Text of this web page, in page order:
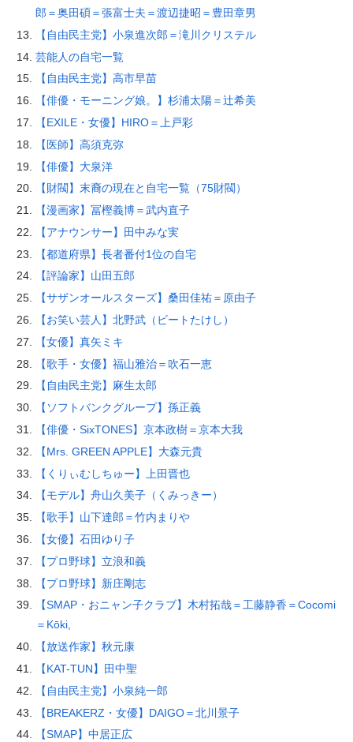
郎＝奥田碩＝張富士夫＝渡辺捷昭＝豊田章男
【自由民主党】小泉進次郎＝滝川クリステル
芸能人の自宅一覧
【自由民主党】高市早苗
【俳優・モーニング娘。】杉浦太陽＝辻希美
【EXILE・女優】HIRO＝上戸彩
【医師】高須克弥
【俳優】大泉洋
【財閥】末裔の現在と自宅一覧（75財閥）
【漫画家】冨樫義博＝武内直子
【アナウンサー】田中みな実
【都道府県】長者番付1位の自宅
【評論家】山田五郎
【サザンオールスターズ】桑田佳祐＝原由子
【お笑い芸人】北野武（ビートたけし）
【女優】真矢ミキ
【歌手・女優】福山雅治＝吹石一恵
【自由民主党】麻生太郎
【ソフトバンクグループ】孫正義
【俳優・SixTONES】京本政樹＝京本大我
【Mrs. GREEN APPLE】大森元貴
【くりぃむしちゅー】上田晋也
【モデル】舟山久美子（くみっきー）
【歌手】山下達郎＝竹内まりや
【女優】石田ゆり子
【プロ野球】立浪和義
【プロ野球】新庄剛志
【SMAP・おニャン子クラブ】木村拓哉＝工藤静香＝Cocomi
＝Kōki,
【放送作家】秋元康
【KAT-TUN】田中聖
【自由民主党】小泉純一郎
【BREAKERZ・女優】DAIGO＝北川景子
【SMAP】中居正広